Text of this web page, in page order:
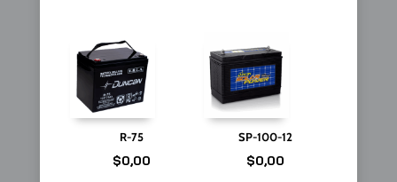
R-75
$0,00
SP-100-12
$0,00